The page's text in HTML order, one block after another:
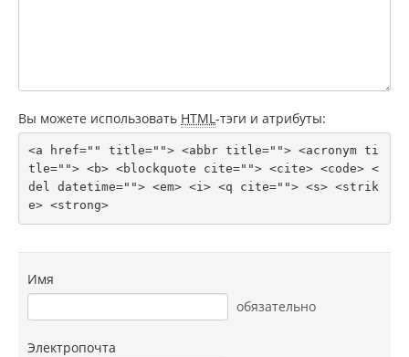
Вы можете использовать HTML -тэги и атрибуты:
<a href="" title=""> <abbr title=""> <acronym ti
tle=""> <b> <blockquote cite=""> <cite> <code> <
del datetime=""> <em> <i> <q cite=""> <s> <strik
e> <strong>
Имя
обязательно
Электропочта